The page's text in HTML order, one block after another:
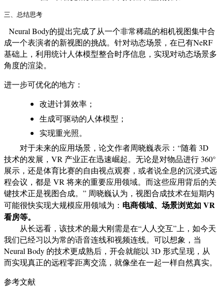
三、总结思考
Neural Body的提出完成了从一个非常稀疏的相机视图集中合
成一个表演者的新视图的挑战。针对动态场景，在已有NeRF
基础上，利用统计人体模型整合时序信息，实现对动态场景多
角度的渲染。
进一步可优化的地方：
改进计算效率；
生成可驱动的人体模型；
实现重光照。
对于未来的应用场景，论文作者周晓巍表示：“随着 3D
技术的发展，VR 产业正在迅速崛起。无论是对物品进行 360°
展示，还是体育比赛的自由视点观赛，或者说全息的沉浸式远
程会议，都是 VR 将来的重要应用领域。而这些应用背后的关
键技术正是视图合成。” 周晓巍认为，视图合成技术在短期内
可能很快实现大规模应用领域为： 电商领域、场景浏览如 VR
看房等。
从长远看，该技术的最大刚需是在“人人交互”上，如今天
我们已经习以为常的语音连线和视频连线。可以想象，当
Neural Body 的技术更成熟后，开会就能以 3D 形式呈现，从
而实现真正的远程零距离交流，就像坐在一起一样自然真实。
参考文献